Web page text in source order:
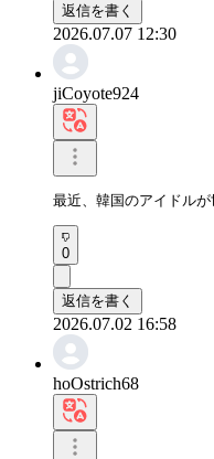
返信を書く
2026.07.07 12:30
jiCoyote924
最近、韓国のアイドル
0
返信を書く
2026.07.02 16:58
hoOstrich68